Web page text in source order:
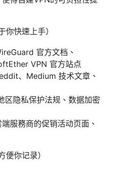
快速上手）
官方文档、
VPN 官方站点
、Medium 技术文章、
区隐私保护法规、数据加密
服務商的促销活动页面、
便你记录）